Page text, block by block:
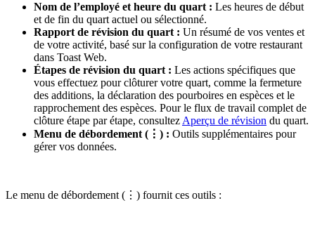
Nom de l’employé et heure du quart : Les heures de début
et de fin du quart actuel ou sélectionné.
Rapport de révision du quart : Un résumé de vos ventes et
de votre activité, basé sur la configuration de votre restaurant
dans Toast Web.
Étapes de révision du quart : Les actions spécifiques que
vous effectuez pour clôturer votre quart, comme la fermeture
des additions, la déclaration des pourboires en espèces et le
rapprochement des espèces. Pour le flux de travail complet de
clôture étape par étape, consultez Aperçu de révision du quart.
Menu de débordement (⋮) : Outils supplémentaires pour
gérer vos données.
Le menu de débordement (⋮) fournit ces outils :